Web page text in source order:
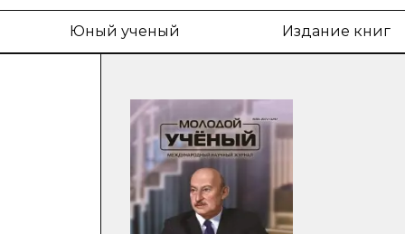
Юный ученый Издание книг